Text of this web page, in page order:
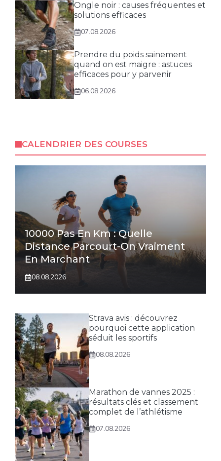
Ongle noir : causes fréquentes et
solutions efficaces
07.08.2026
Prendre du poids sainement
quand on est maigre : astuces
efficaces pour y parvenir
06.08.2026
CALENDRIER DES COURSES
10000 Pas En Km : Quelle
Distance Parcourt-On Vraiment
En Marchant
08.08.2026
Strava avis : découvrez
pourquoi cette application
séduit les sportifs
08.08.2026
Marathon de vannes 2025 :
résultats clés et classement
complet de l’athlétisme
07.08.2026